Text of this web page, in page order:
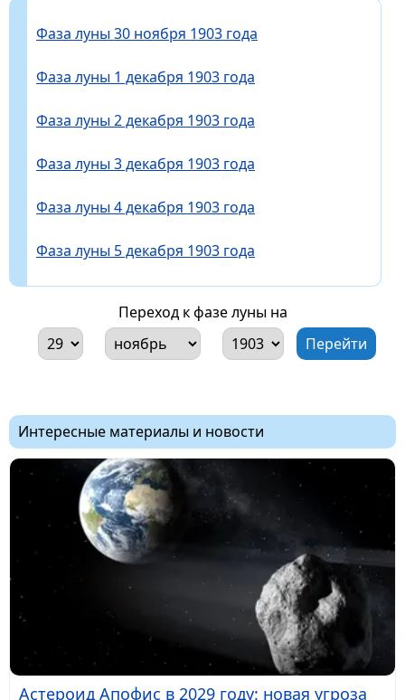
Фаза луны 30 ноября 1903 года
Фаза луны 1 декабря 1903 года
Фаза луны 2 декабря 1903 года
Фаза луны 3 декабря 1903 года
Фаза луны 4 декабря 1903 года
Фаза луны 5 декабря 1903 года
Переход к фазе луны на
Интересные материалы и новости
Астероид Апофис в 2029 году: новая угроза